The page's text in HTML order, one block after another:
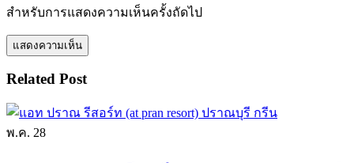
สำหรับการแสดงความเห็นครั้งถัดไป
Related Post
พ.ค. 28